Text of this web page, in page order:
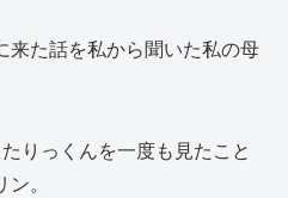
来た話を私から聞いた私の母
りっくんを一度も見たこと
。